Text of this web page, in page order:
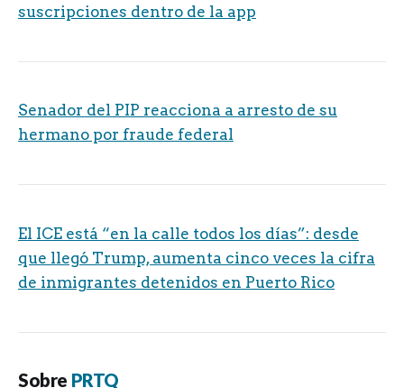
suscripciones dentro de la app
Senador del PIP reacciona a arresto de su
hermano por fraude federal
El ICE está “en la calle todos los días”: desde
que llegó Trump, aumenta cinco veces la cifra
de inmigrantes detenidos en Puerto Rico
Sobre PRTQ